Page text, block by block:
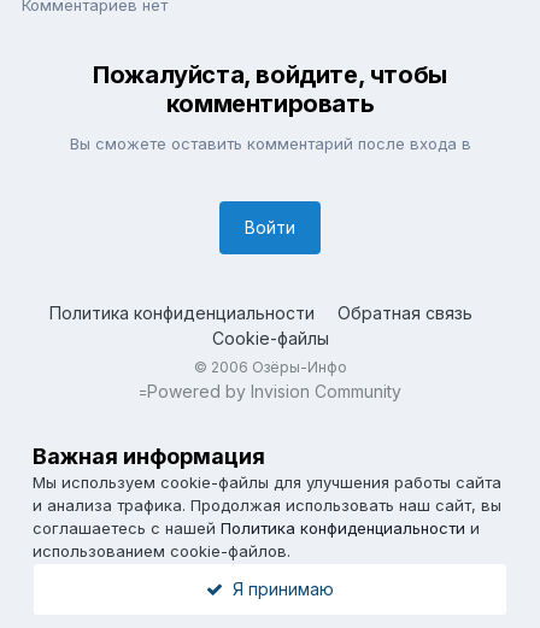
Комментариев нет
Пожалуйста, войдите, чтобы
комментировать
Вы сможете оставить комментарий после входа в
Войти
Политика конфиденциальности
Обратная связь
Cookie-файлы
© 2006 Озёры-Инфо
=Powered by Invision Community
Важная информация
Мы используем cookie-файлы для улучшения работы сайта
и анализа трафика. Продолжая использовать наш сайт, вы
соглашаетесь с нашей Политика конфиденциальности и
использованием cookie-файлов.
Я принимаю